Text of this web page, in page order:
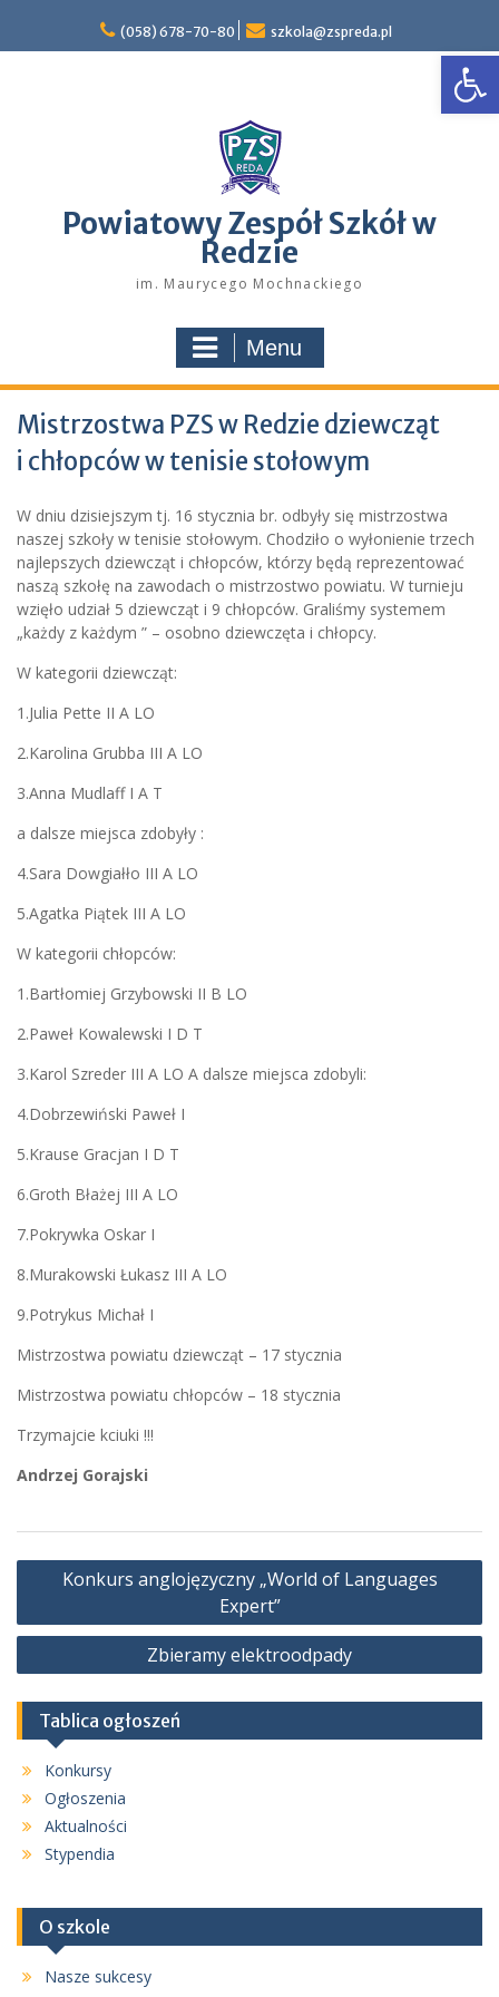
content
(058) 678-70-80 szkola@zspreda.pl
Powiatowy Zespół Szkół w
Redzie
im. Maurycego Mochnackiego
Menu
Mistrzostwa PZS w Redzie dziewcząt
i chłopców w tenisie stołowym
W dniu dzisiejszym tj. 16 stycznia br. odbyły się mistrzostwa
naszej szkoły w tenisie stołowym. Chodziło o wyłonienie trzech
najlepszych dziewcząt i chłopców, którzy będą reprezentować
naszą szkołę na zawodach o mistrzostwo powiatu. W turnieju
wzięło udział 5 dziewcząt i 9 chłopców. Graliśmy systemem
„każdy z każdym ” – osobno dziewczęta i chłopcy.
W kategorii dziewcząt:
1.Julia Pette II A LO
2.Karolina Grubba III A LO
3.Anna Mudlaff I A T
a dalsze miejsca zdobyły :
4.Sara Dowgiałło III A LO
5.Agatka Piątek III A LO
W kategorii chłopców:
1.Bartłomiej Grzybowski II B LO
2.Paweł Kowalewski I D T
3.Karol Szreder III A LO A dalsze miejsca zdobyli:
4.Dobrzewiński Paweł I
5.Krause Gracjan I D T
6.Groth Błażej III A LO
7.Pokrywka Oskar I
8.Murakowski Łukasz III A LO
9.Potrykus Michał I
Mistrzostwa powiatu dziewcząt – 17 stycznia
Mistrzostwa powiatu chłopców – 18 stycznia
Trzymajcie kciuki !!!
Andrzej Gorajski
Nawigacja
Konkurs anglojęzyczny „World of Languages
Expert”
Zbieramy elektroodpady
Tablica ogłoszeń
Konkursy
Ogłoszenia
Aktualności
Stypendia
O szkole
Nasze sukcesy